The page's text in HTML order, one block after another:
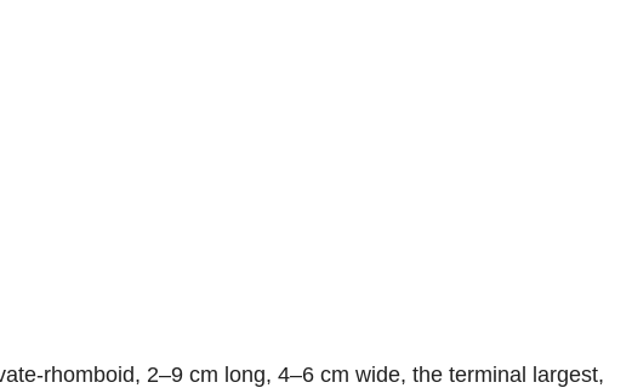
rhomboid, 2–9 cm long, 4–6 cm wide, the terminal largest,